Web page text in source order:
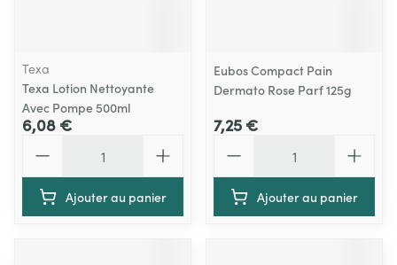
Texa
Texa Lotion Nettoyante
Avec Pompe 500ml
6,08 €
Ajouter au panier
Eubos Compact Pain
Dermato Rose Parf 125g
7,25 €
Ajouter au panier